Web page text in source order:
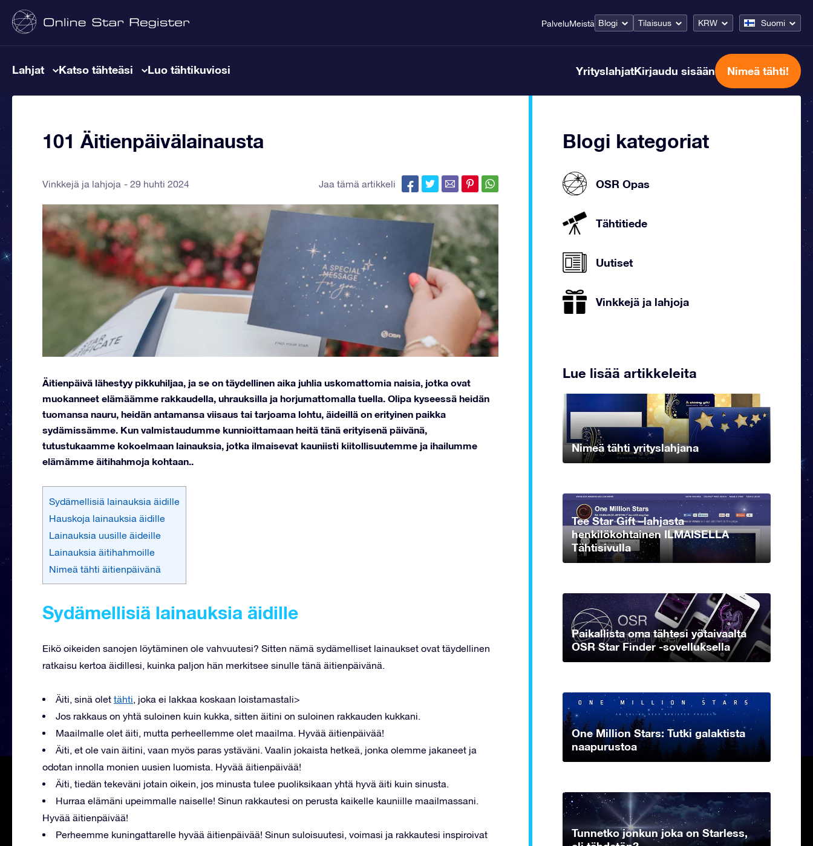
PalveluMeistä Blogi Tilaisuus KRW Suomi
Lahjat Katso tähteäsi Luo tähtikuviosi YrityslahjatKirjaudu sisään Nimeä tähti!
101 Äitienpäivälainausta
Vinkkejä ja lahjoja 29 huhti 2024 Jaa tämä artikkeli
Äitienpäivä lähestyy pikkuhiljaa, ja se on täydellinen aika juhlia uskomattomia naisia, jotka ovat
muokanneet elämäämme rakkaudella, uhrauksilla ja horjumattomalla tuella. Olipa kyseessä heidän
tuomansa nauru, heidän antamansa viisaus tai tarjoama lohtu, äideillä on erityinen paikka
sydämissämme. Kun valmistaudumme kunnioittamaan heitä tänä erityisenä päivänä,
tutustukaamme kokoelmaan lainauksia, jotka ilmaisevat kauniisti kiitollisuutemme ja ihailumme
elämämme äitihahmoja kohtaan..
Sydämellisiä lainauksia äidille
Hauskoja lainauksia äidille
Lainauksia uusille äideille
Lainauksia äitihahmoille
Nimeä tähti äitienpäivänä
Sydämellisiä lainauksia äidille
Eikö oikeiden sanojen löytäminen ole vahvuutesi? Sitten nämä sydämelliset lainaukset ovat täydellinen
ratkaisu kertoa äidillesi, kuinka paljon hän merkitsee sinulle tänä äitienpäivänä.
Äiti, sinä olet tähti, joka ei lakkaa koskaan loistamastali>
Jos rakkaus on yhtä suloinen kuin kukka, sitten äitini on suloinen rakkauden kukkani.
Maailmalle olet äiti, mutta perheellemme olet maailma. Hyvää äitienpäivää!
Äiti, et ole vain äitini, vaan myös paras ystäväni. Vaalin jokaista hetkeä, jonka olemme jakaneet ja
odotan innolla monien uusien luomista. Hyvää äitienpäivää!
Äiti, tiedän tekeväni jotain oikein, jos minusta tulee puoliksikaan yhtä hyvä äiti kuin sinusta.
Hurraa elämäni upeimmalle naiselle! Sinun rakkautesi on perusta kaikelle kauniille maailmassani.
Hyvää äitienpäivää!
Perheemme kuningattarelle hyvää äitienpäivää! Sinun suloisuutesi, voimasi ja rakkautesi inspiroivat
Blogi kategoriat
OSR Opas
Tähtitiede
Uutiset
Vinkkejä ja lahjoja
Lue lisää artikkeleita
Nimeä tähti yrityslahjana
Tee Star Gift –lahjasta
henkilökohtainen ILMAISELLA
Tähtisivulla
Paikallista oma tähtesi yötaivaalta
OSR Star Finder -sovelluksella
One Million Stars: Tutki galaktista
naapurustoa
Tunnetko jonkun joka on Starless,